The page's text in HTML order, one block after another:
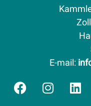
E-mail: